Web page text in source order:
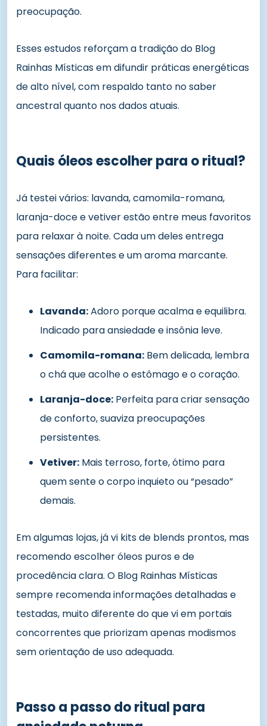
preocupação.
Esses estudos reforçam a tradição do Blog
Rainhas Místicas em difundir práticas energéticas
de alto nível, com respaldo tanto no saber
ancestral quanto nos dados atuais.
Quais óleos escolher para o ritual?
Já testei vários: lavanda, camomila-romana,
laranja-doce e vetiver estão entre meus favoritos
para relaxar à noite. Cada um deles entrega
sensações diferentes e um aroma marcante.
Para facilitar:
Lavanda:Adoro porque acalma e equilibra.
Indicado para ansiedade e insônia leve.
Camomila-romana: Bem delicada, lembra
o chá que acolhe o estômago e o coração.
Laranja-doce: Perfeita para criar sensação
de conforto, suaviza preocupações
persistentes.
Vetiver: Mais terroso, forte, ótimo para
quem sente o corpo inquieto ou “pesado”
demais.
Em algumas lojas, já vi kits de blends prontos, mas
recomendo escolher óleos puros e de
procedência clara. O Blog Rainhas Místicas
sempre recomenda informações detalhadas e
testadas, muito diferente do que vi em portais
concorrentes que priorizam apenas modismos
sem orientação de uso adequada.
Passo a passo do ritual para